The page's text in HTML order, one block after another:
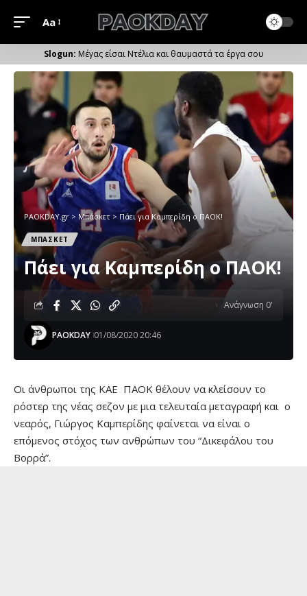
Μέγεθος
Γραμματοσειράς
Aa
Μέγας είσαι Ντέλια και θαυμαστά τα έργα σου
PAOKDAY.gr > Μπάσκετ> Πάει για Καμπερίδη ο ΠΑΟΚ!
ΜΠΑΣΚΕΤ
Πάει για Καμπερίδη ο ΠΑΟΚ!
PAOKDAY 01/08/2020 20:46
Ανάγνωση 0'
Οι άνθρωποι της ΚΑΕ ΠΑΟΚ θέλουν να κλείσουν το
ρόστερ της νέας σεζον με μια τελευταία μεταγραφή και ο
νεαρός, Γιώργος Καμπερίδης φαίνεται να είναι ο
επόμενος στόχος των ανθρώπων του “Δικεφάλου του
Βορρά”.